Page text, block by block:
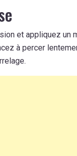
et appliquez un
à percer